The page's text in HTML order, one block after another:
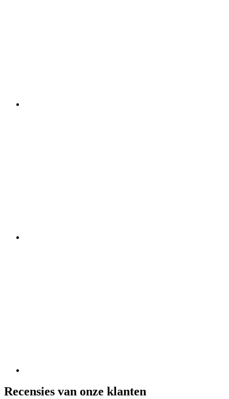
Recensies van onze klanten